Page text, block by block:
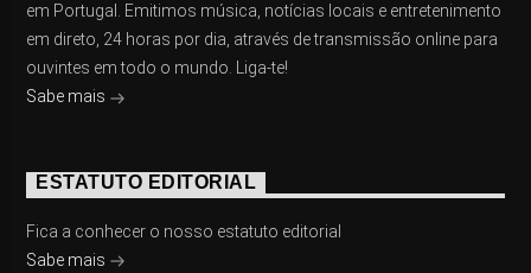
em Portugal. Emitimos música, notícias locais e entretenimento
em direto, 24 horas por dia, através de transmissão online para
ouvintes em todo o mundo. Liga-te!
Sabe mais
ESTATUTO EDITORIAL
Fica a conhecer o nosso estatuto editorial
Sabe mais